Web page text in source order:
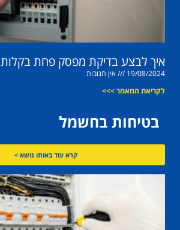
איך לבצע בדיקת מפסק פחת בקלות
19/08/2024
אין תגובות
לקריאת המאמר >>>
בטיחות בחשמל
קרא עוד באותו נושא >